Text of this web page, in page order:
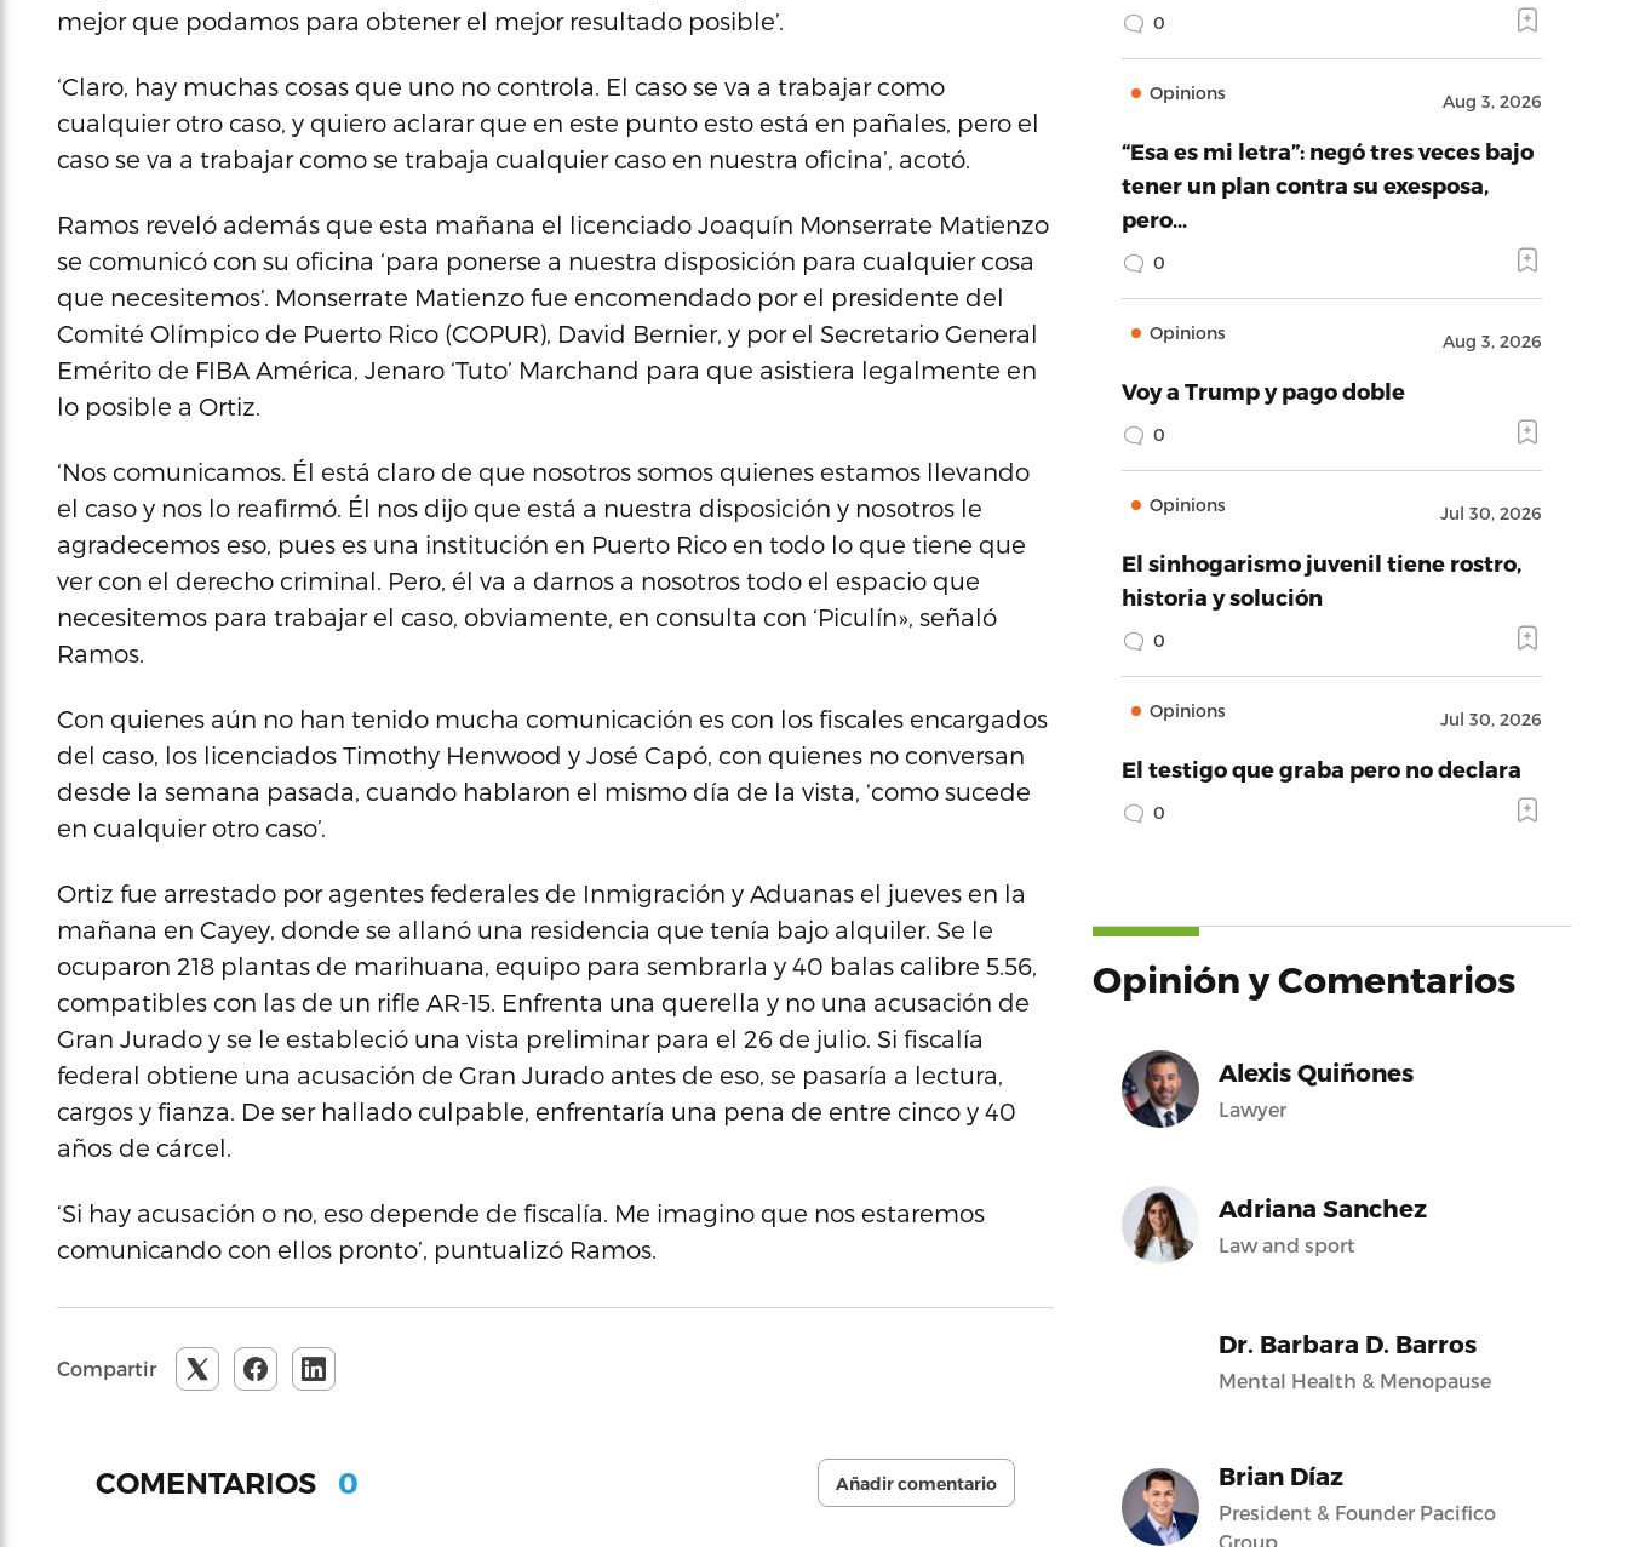
mejor que podamos para obtener el mejor resultado posible’.
‘Claro, hay muchas cosas que uno no controla. El caso se va a trabajar como
cualquier otro caso, y quiero aclarar que en este punto esto está en pañales, pero el
caso se va a trabajar como se trabaja cualquier caso en nuestra oficina’, acotó.
Ramos reveló además que esta mañana el licenciado Joaquín Monserrate Matienzo
se comunicó con su oficina ‘para ponerse a nuestra disposición para cualquier cosa
que necesitemos’. Monserrate Matienzo fue encomendado por el presidente del
Comité Olímpico de Puerto Rico (COPUR), David Bernier, y por el Secretario General
Emérito de FIBA América, Jenaro ‘Tuto’ Marchand para que asistiera legalmente en
lo posible a Ortiz.
‘Nos comunicamos. Él está claro de que nosotros somos quienes estamos llevando
el caso y nos lo reafirmó. Él nos dijo que está a nuestra disposición y nosotros le
agradecemos eso, pues es una institución en Puerto Rico en todo lo que tiene que
ver con el derecho criminal. Pero, él va a darnos a nosotros todo el espacio que
necesitemos para trabajar el caso, obviamente, en consulta con ‘Piculín», señaló
Ramos.
Con quienes aún no han tenido mucha comunicación es con los fiscales encargados
del caso, los licenciados Timothy Henwood y José Capó, con quienes no conversan
desde la semana pasada, cuando hablaron el mismo día de la vista, ‘como sucede
en cualquier otro caso’.
Ortiz fue arrestado por agentes federales de Inmigración y Aduanas el jueves en la
mañana en Cayey, donde se allanó una residencia que tenía bajo alquiler. Se le
ocuparon 218 plantas de marihuana, equipo para sembrarla y 40 balas calibre 5.56,
compatibles con las de un rifle AR-15. Enfrenta una querella y no una acusación de
Gran Jurado y se le estableció una vista preliminar para el 26 de julio. Si fiscalía
federal obtiene una acusación de Gran Jurado antes de eso, se pasaría a lectura,
cargos y fianza. De ser hallado culpable, enfrentaría una pena de entre cinco y 40
años de cárcel.
‘Si hay acusación o no, eso depende de fiscalía. Me imagino que nos estaremos
comunicando con ellos pronto’, puntualizó Ramos.
Compartir
COMENTARIOS 0 Añadir comentario
0
Opinions Aug 3, 2026
“Esa es mi letra”: negó tres veces bajo
tener un plan contra su exesposa,
pero…
0
Opinions Aug 3, 2026
Voy a Trump y pago doble
0
Opinions Jul 30, 2026
El sinhogarismo juvenil tiene rostro,
historia y solución
0
Opinions Jul 30, 2026
El testigo que graba pero no declara
0
Opinión y Comentarios
Alexis Quiñones
Lawyer
Adriana Sanchez
Law and sport
Dr. Barbara D. Barros
Mental Health & Menopause
Brian Díaz
President & Founder Pacifico
Group